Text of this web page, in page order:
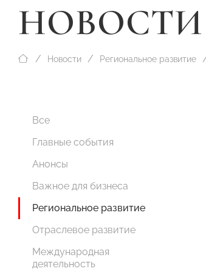
НОВОСТИ
Новости Региональное развитие
Все
Главные события
Анонсы
Важное для бизнеса
Региональное развитие
Отраслевое развитие
Международная
деятельность